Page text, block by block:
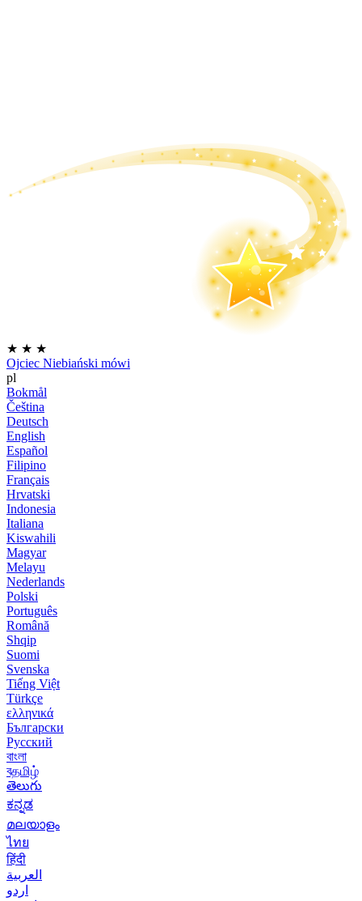
★ ★ ★
Ojciec Niebiański mówi
pl
Bokmål
Čeština
Deutsch
English
Español
Filipino
Français
Hrvatski
Indonesia
Italiana
Kiswahili
Magyar
Melayu
Nederlands
Polski
Português
Română
Shqip
Suomi
Svenska
Tiếng Việt
Türkçe
ελληνικά
Български
Русский
বাংলা
বதமிழ்
తెలుగు
ಕನ್ನಡ
മലയാളം
ไทย
हिंदी
العربية
اردو